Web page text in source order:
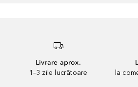
Livrare aprox.
1–3 zile lucrătoare
la